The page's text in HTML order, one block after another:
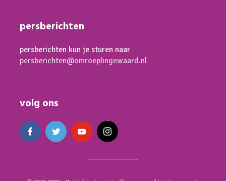
persberichten
persberichten kun je sturen naar
persberichten@omroeplingewaard.nl
volg ons